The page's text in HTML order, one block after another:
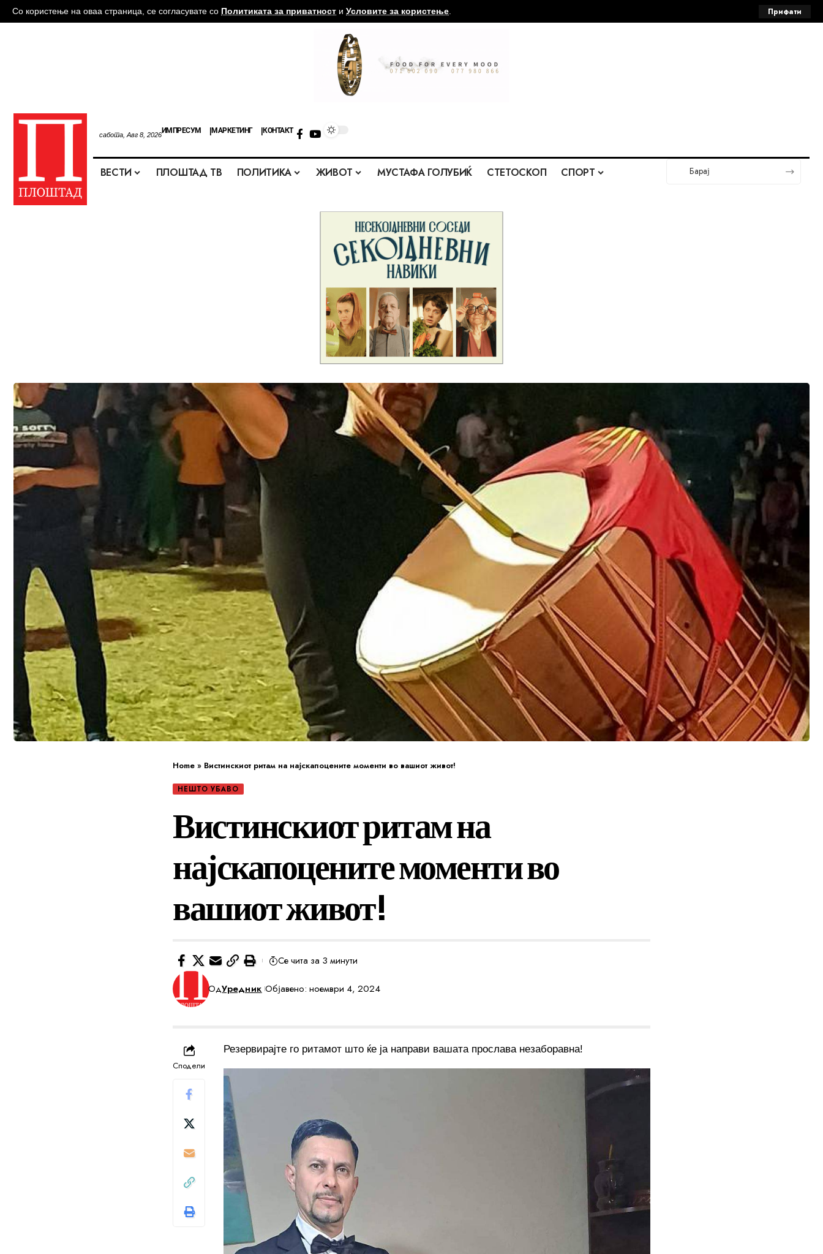
Со користење на оваа страница, се согласувате со Политиката за приватност и Условите за користење. Прифати
сабота, Авг 8, 2026ИМПРЕСУМ МАРКЕТИНГ КОНТАКТ
ВЕСТИ ПЛОШТАД ТВ ПОЛИТИКА ЖИВОТ МУСТАФА ГОЛУБИЌ СТЕТОСКОП СПОРТ
Home » Вистинскиот ритам на најскапоцените моменти во вашиот живот!
НЕШТО УБАВО
Вистинскиот ритам на
најскапоцените моменти во
вашиот живот!
ОдУредник Објавено: ноември 4, 2024
Се чита за 3 минути
Сподели
Резервирајте го ритамот што ќе ја направи вашата прослава незаборавна!